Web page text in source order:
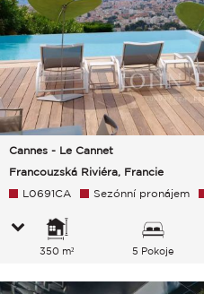
Cannes - Le Cannet
Francouzská Riviéra, Francie
L0691CA Sezónní pronájem
350 m² 5 Pokoje